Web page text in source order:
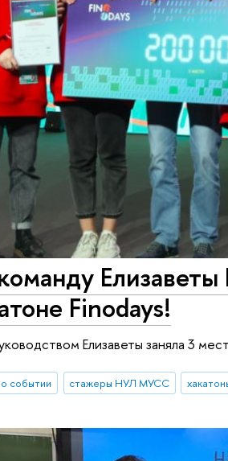
Finodays!
Елизаветы заняла 3
событии стажеры НУЛ МУСС